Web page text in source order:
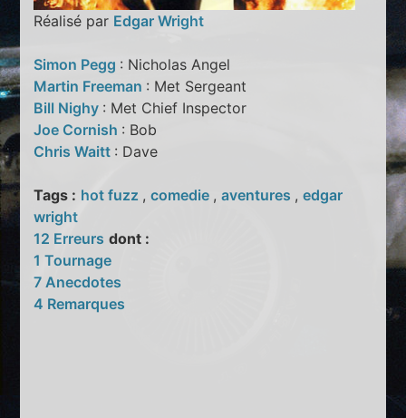
Réalisé par Edgar Wright
Simon Pegg : Nicholas Angel
Martin Freeman : Met Sergeant
Bill Nighy : Met Chief Inspector
Joe Cornish : Bob
Chris Waitt : Dave
Tags : hot fuzz ,comedie ,aventures ,edgar
wright
12 Erreurs dont :
1 Tournage
7 Anecdotes
4 Remarques